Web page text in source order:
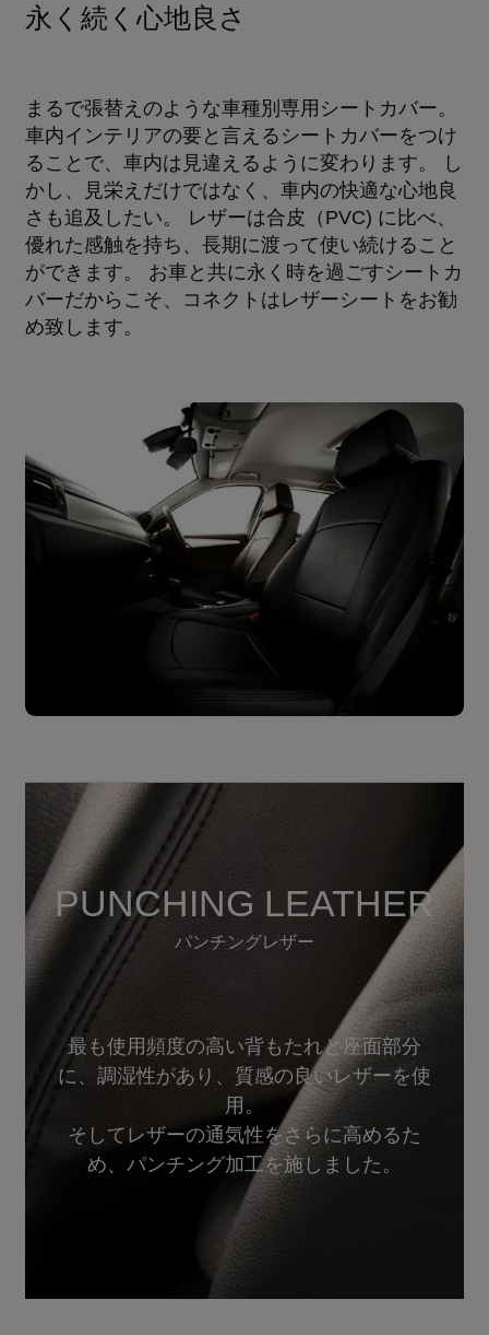
永く続く心地良さ
まるで張替えのような車種別専用シートカバー。
車内インテリアの要と言えるシートカバーをつけ
ることで、車内は見違えるように変わります。 し
かし、見栄えだけではなく、車内の快適な心地良
さも追及したい。 レザーは合皮（PVC) に比べ、
優れた感触を持ち、長期に渡って使い続けること
ができます。 お車と共に永く時を過ごすシートカ
バーだからこそ、コネクトはレザーシートをお勧
め致します。
PUNCHING LEATHER
パンチングレザー
最も使用頻度の高い背もたれと座面部分
に、調湿性があり、質感の良いレザーを使
用。
そしてレザーの通気性をさらに高めるた
め、パンチング加工を施しました。